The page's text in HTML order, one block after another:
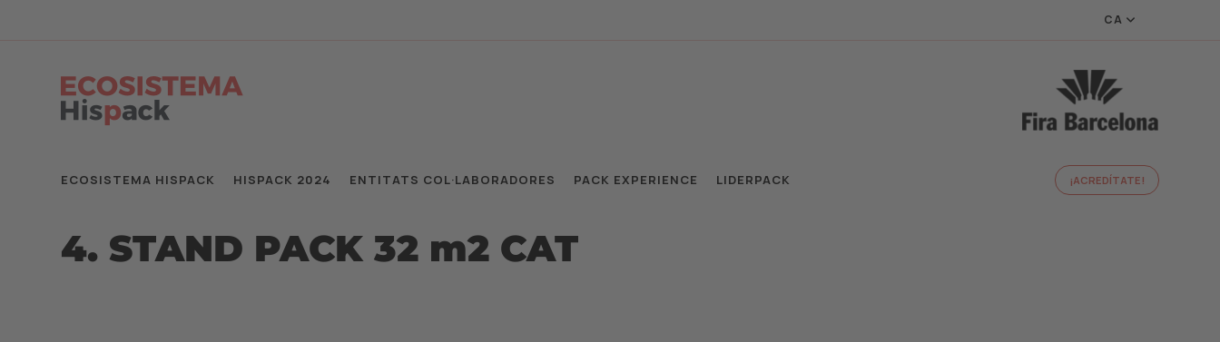
CA
ECOSISTEMA HISPACK HISPACK 2024 ENTITATS COL·LABORADORES PACK EXPERIENCE LIDERPACK ¡ACREDÍTATE!
4. STAND PACK 32 m2 CAT